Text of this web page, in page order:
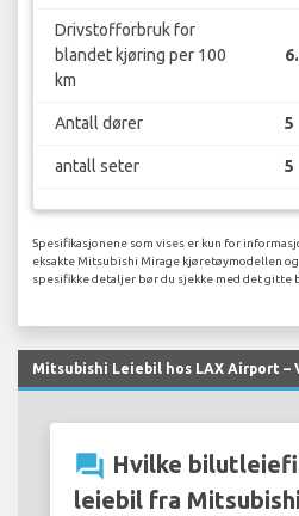
Drivstofforbruk for
blandet kjøring per 100
km
Antall dører 5
antall seter 5
Spesifikasjonene som vises er kun for
eksakte Mitsubishi Mirage kjøretøymodellen
spesifikke detaljer bør du sjekke med det gitte
Mitsubishi Leiebil hos LAX Airport –
question_answer Hvilke
leiebil fra